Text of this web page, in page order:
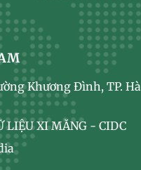
Khương Đình, TP. Hà
LIỆU XI MĂNG - CIDC